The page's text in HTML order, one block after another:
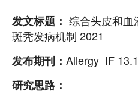
发文标题： 综合头皮和血
斑秃发病机制 2021
发布期刊： Allergy IF
研究思路：